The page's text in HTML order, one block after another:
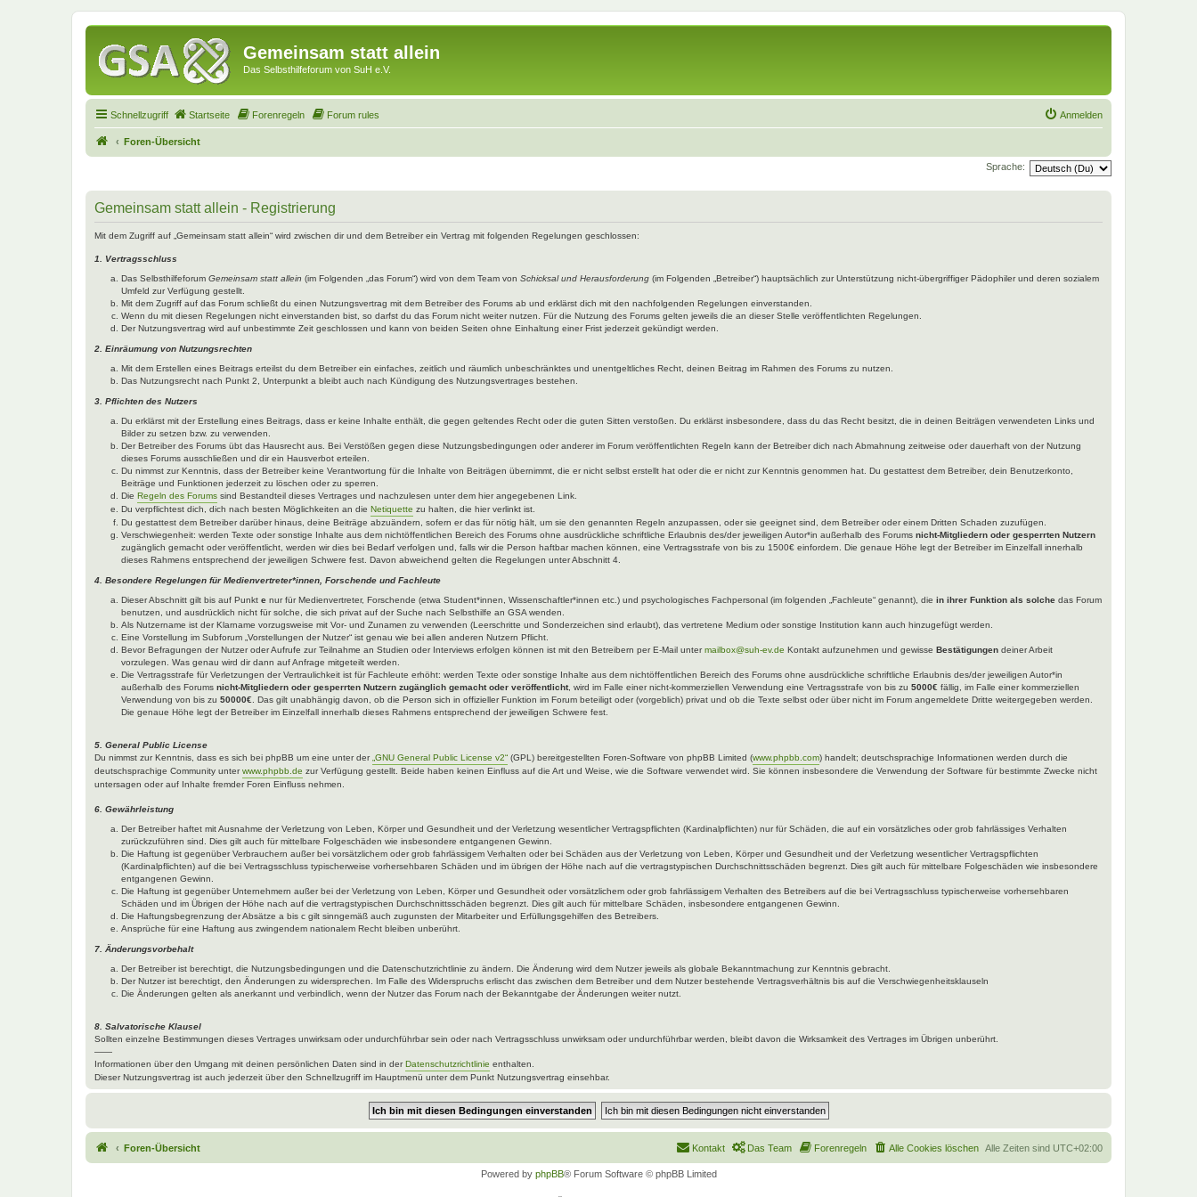
Gemeinsam statt allein
Das Selbsthilfeforum von SuH e.V.
Schnellzugriff Startseite Forenregeln Forum rules Anmelden
Foren-Übersicht
Sprache:
Gemeinsam statt allein - Registrierung
Mit dem Zugriff auf „Gemeinsam statt allein“ wird zwischen dir und dem Betreiber ein Vertrag mit folgenden Regelungen geschlossen:
1. Vertragsschluss
Das Selbsthilfeforum Gemeinsam statt allein (im Folgenden „das Forum“) wird von dem Team von Schicksal und Herausforderung (im Folgenden „Betreiber“) hauptsächlich zur Unterstützung nicht-übergriffiger Pädophiler und deren sozialem
Umfeld zur Verfügung gestellt.
Mit dem Zugriff auf das Forum schließt du einen Nutzungsvertrag mit dem Betreiber des Forums ab und erklärst dich mit den nachfolgenden Regelungen einverstanden.
Wenn du mit diesen Regelungen nicht einverstanden bist, so darfst du das Forum nicht weiter nutzen. Für die Nutzung des Forums gelten jeweils die an dieser Stelle veröffentlichten Regelungen.
Der Nutzungsvertrag wird auf unbestimmte Zeit geschlossen und kann von beiden Seiten ohne Einhaltung einer Frist jederzeit gekündigt werden.
2. Einräumung von Nutzungsrechten
Mit dem Erstellen eines Beitrags erteilst du dem Betreiber ein einfaches, zeitlich und räumlich unbeschränktes und unentgeltliches Recht, deinen Beitrag im Rahmen des Forums zu nutzen.
Das Nutzungsrecht nach Punkt 2, Unterpunkt a bleibt auch nach Kündigung des Nutzungsvertrages bestehen.
3. Pflichten des Nutzers
Du erklärst mit der Erstellung eines Beitrags, dass er keine Inhalte enthält, die gegen geltendes Recht oder die guten Sitten verstoßen. Du erklärst insbesondere, dass du das Recht besitzt, die in deinen Beiträgen verwendeten Links und
Bilder zu setzen bzw. zu verwenden.
Der Betreiber des Forums übt das Hausrecht aus. Bei Verstößen gegen diese Nutzungsbedingungen oder anderer im Forum veröffentlichten Regeln kann der Betreiber dich nach Abmahnung zeitweise oder dauerhaft von der Nutzung
dieses Forums ausschließen und dir ein Hausverbot erteilen.
Du nimmst zur Kenntnis, dass der Betreiber keine Verantwortung für die Inhalte von Beiträgen übernimmt, die er nicht selbst erstellt hat oder die er nicht zur Kenntnis genommen hat. Du gestattest dem Betreiber, dein Benutzerkonto,
Beiträge und Funktionen jederzeit zu löschen oder zu sperren.
Die Regeln des Forums sind Bestandteil dieses Vertrages und nachzulesen unter dem hier angegebenen Link.
Du verpflichtest dich, dich nach besten Möglichkeiten an die Netiquette zu halten, die hier verlinkt ist.
Du gestattest dem Betreiber darüber hinaus, deine Beiträge abzuändern, sofern er das für nötig hält, um sie den genannten Regeln anzupassen, oder sie geeignet sind, dem Betreiber oder einem Dritten Schaden zuzufügen.
Verschwiegenheit: werden Texte oder sonstige Inhalte aus dem nichtöffentlichen Bereich des Forums ohne ausdrückliche schriftliche Erlaubnis des/der jeweiligen Autor*in außerhalb des Forums nicht-Mitgliedern oder gesperrten Nutzern
zugänglich gemacht oder veröffentlicht, werden wir dies bei Bedarf verfolgen und, falls wir die Person haftbar machen können, eine Vertragsstrafe von bis zu 1500€ einfordern. Die genaue Höhe legt der Betreiber im Einzelfall innerhalb
dieses Rahmens entsprechend der jeweiligen Schwere fest. Davon abweichend gelten die Regelungen unter Abschnitt 4.
4. Besondere Regelungen für Medienvertreter*innen, Forschende und Fachleute
Dieser Abschnitt gilt bis auf Punkt e nur für Medienvertreter, Forschende (etwa Student*innen, Wissenschaftler*innen etc.) und psychologisches Fachpersonal (im folgenden „Fachleute“ genannt), die in ihrer Funktion als solche das Forum
benutzen, und ausdrücklich nicht für solche, die sich privat auf der Suche nach Selbsthilfe an GSA wenden.
Als Nutzername ist der Klarname vorzugsweise mit Vor- und Zunamen zu verwenden (Leerschritte und Sonderzeichen sind erlaubt), das vertretene Medium oder sonstige Institution kann auch hinzugefügt werden.
Eine Vorstellung im Subforum „Vorstellungen der Nutzer“ ist genau wie bei allen anderen Nutzern Pflicht.
Bevor Befragungen der Nutzer oder Aufrufe zur Teilnahme an Studien oder Interviews erfolgen können ist mit den Betreibern per E-Mail untermailbox@suh-ev.de Kontakt aufzunehmen und gewisse Bestätigungen deiner Arbeit
vorzulegen. Was genau wird dir dann auf Anfrage mitgeteilt werden.
Die Vertragsstrafe für Verletzungen der Vertraulichkeit ist für Fachleute erhöht: werden Texte oder sonstige Inhalte aus dem nichtöffentlichen Bereich des Forums ohne ausdrückliche schriftliche Erlaubnis des/der jeweiligen Autor*in
außerhalb des Forums nicht-Mitgliedern oder gesperrten Nutzern zugänglich gemacht oder veröffentlicht, wird im Falle einer nicht-kommerziellen Verwendung eine Vertragsstrafe von bis zu 5000€ fällig, im Falle einer kommerziellen
Verwendung von bis zu 50000€ . Das gilt unabhängig davon, ob die Person sich in offizieller Funktion im Forum beteiligt oder (vorgeblich) privat und ob die Texte selbst oder über nicht im Forum angemeldete Dritte weitergegeben werden.
Die genaue Höhe legt der Betreiber im Einzelfall innerhalb dieses Rahmens entsprechend der jeweiligen Schwere fest.
5. General Public License
Du nimmst zur Kenntnis, dass es sich bei phpBB um eine unter der „GNU General Public License v2“ (GPL) bereitgestellten Foren-Software von phpBB Limited (www.phpbb.com) handelt; deutschsprachige Informationen werden durch die
deutschsprachige Community unterwww.phpbb.de zur Verfügung gestellt. Beide haben keinen Einfluss auf die Art und Weise, wie die Software verwendet wird. Sie können insbesondere die Verwendung der Software für bestimmte Zwecke nicht
untersagen oder auf Inhalte fremder Foren Einfluss nehmen.
6. Gewährleistung
Der Betreiber haftet mit Ausnahme der Verletzung von Leben, Körper und Gesundheit und der Verletzung wesentlicher Vertragspflichten (Kardinalpflichten) nur für Schäden, die auf ein vorsätzliches oder grob fahrlässiges Verhalten
zurückzuführen sind. Dies gilt auch für mittelbare Folgeschäden wie insbesondere entgangenen Gewinn.
Die Haftung ist gegenüber Verbrauchern außer bei vorsätzlichem oder grob fahrlässigem Verhalten oder bei Schäden aus der Verletzung von Leben, Körper und Gesundheit und der Verletzung wesentlicher Vertragspflichten
(Kardinalpflichten) auf die bei Vertragsschluss typischerweise vorhersehbaren Schäden und im übrigen der Höhe nach auf die vertragstypischen Durchschnittsschäden begrenzt. Dies gilt auch für mittelbare Folgeschäden wie insbesondere
entgangenen Gewinn.
Die Haftung ist gegenüber Unternehmern außer bei der Verletzung von Leben, Körper und Gesundheit oder vorsätzlichem oder grob fahrlässigem Verhalten des Betreibers auf die bei Vertragsschluss typischerweise vorhersehbaren
Schäden und im Übrigen der Höhe nach auf die vertragstypischen Durchschnittsschäden begrenzt. Dies gilt auch für mittelbare Schäden, insbesondere entgangenen Gewinn.
Die Haftungsbegrenzung der Absätze a bis c gilt sinngemäß auch zugunsten der Mitarbeiter und Erfüllungsgehilfen des Betreibers.
Ansprüche für eine Haftung aus zwingendem nationalem Recht bleiben unberührt.
7. Änderungsvorbehalt
Der Betreiber ist berechtigt, die Nutzungsbedingungen und die Datenschutzrichtlinie zu ändern. Die Änderung wird dem Nutzer jeweils als globale Bekanntmachung zur Kenntnis gebracht.
Der Nutzer ist berechtigt, den Änderungen zu widersprechen. Im Falle des Widerspruchs erlischt das zwischen dem Betreiber und dem Nutzer bestehende Vertragsverhältnis bis auf die Verschwiegenheitsklauseln
Die Änderungen gelten als anerkannt und verbindlich, wenn der Nutzer das Forum nach der Bekanntgabe der Änderungen weiter nutzt.
8. Salvatorische Klausel
Sollten einzelne Bestimmungen dieses Vertrages unwirksam oder undurchführbar sein oder nach Vertragsschluss unwirksam oder undurchführbar werden, bleibt davon die Wirksamkeit des Vertrages im Übrigen unberührt.
——
Informationen über den Umgang mit deinen persönlichen Daten sind in derDatenschutzrichtlinie enthalten.
Dieser Nutzungsvertrag ist auch jederzeit über den Schnellzugriff im Hauptmenü unter dem Punkt Nutzungsvertrag einsehbar.
Foren-Übersicht Alle Zeiten sind UTC+02:00
Alle Cookies löschen
Forenregeln
Das Team
Kontakt
Powered by phpBB® Forum Software © phpBB Limited